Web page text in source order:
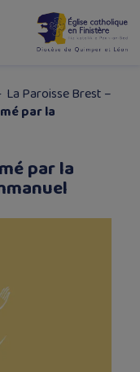
La Paroisse Brest –
par la
par la